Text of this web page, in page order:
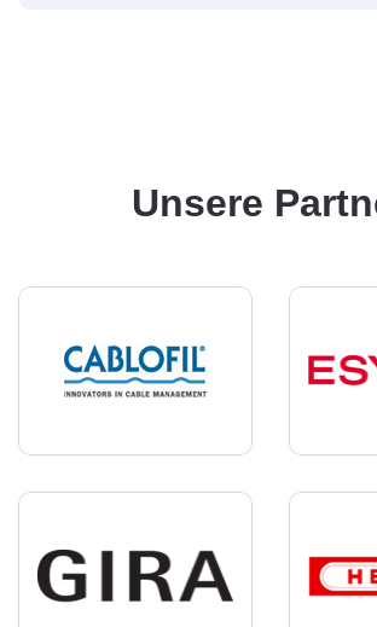
Unsere